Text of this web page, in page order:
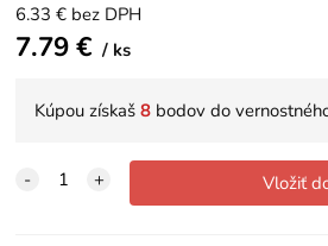
6.33 € bez DPH
7.79€ ks
Kúpou získaš8 bodov do